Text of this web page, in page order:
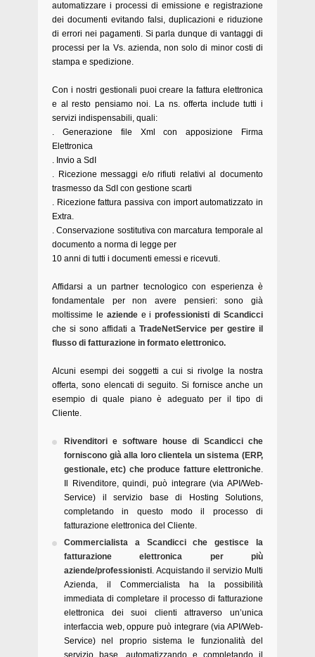
automatizzare i processi di emissione e registrazione
dei documenti evitando falsi, duplicazioni e riduzione
di errori nei pagamenti. Si parla dunque di vantaggi di
processi per la Vs. azienda, non solo di minor costi di
stampa e spedizione.
Con i nostri gestionali puoi creare la fattura elettronica
e al resto pensiamo noi. La ns. offerta include tutti i
servizi indispensabili, quali:
. Generazione file Xml con apposizione Firma
Elettronica
. Invio a SdI
. Ricezione messaggi e/o rifiuti relativi al documento
trasmesso da SdI con gestione scarti
. Ricezione fattura passiva con import automatizzato in
Extra.
. Conservazione sostitutiva con marcatura temporale al
documento a norma di legge per
10 anni di tutti i documenti emessi e ricevuti.
Affidarsi a un partner tecnologico con esperienza è
fondamentale per non avere pensieri: sono già
moltissime le aziendee i professionisti di Scandicci
che si sono affidati a TradeNetService per gestire il
flusso di fatturazione in formato elettronico.
Alcuni esempi dei soggetti a cui si rivolge la nostra
offerta, sono elencati di seguito. Si fornisce anche un
esempio di quale piano è adeguato per il tipo di
Cliente.
Rivenditori e software house di Scandicci che
forniscono già alla loro clientela un sistema (ERP,
gestionale, etc) che produce fatture elettroniche.
Il Rivenditore, quindi, può integrare (via API/Web-
Service) il servizio base di Hosting Solutions,
completando in questo modo il processo di
fatturazione elettronica del Cliente.
Commercialista a Scandicci che gestisce la
fatturazione elettronica per più
aziende/professionisti. Acquistando il servizio Multi
Azienda, il Commercialista ha la possibilità
immediata di completare il processo di fatturazione
elettronica dei suoi clienti attraverso un’unica
interfaccia web, oppure può integrare (via API/Web-
Service) nel proprio sistema le funzionalità del
servizio base, automatizzando e completando il